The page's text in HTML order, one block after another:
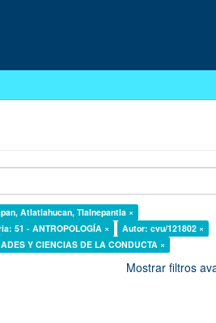
Atlatlahucan, Tlalnepantla ×
51 - ANTROPOLOGÍA ×
Autor: cvu/121802 ×
Y CIENCIAS DE LA CONDUCTA ×
Mostrar filtros